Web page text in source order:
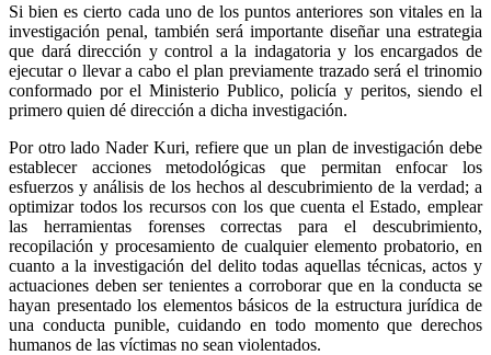
Si bien es cierto cada uno de los puntos anteriores son vitales en la
investigación penal, también será importante diseñar una estrategia
que dará dirección y control a la indagatoria y los encargados de
ejecutar o llevar a cabo el plan previamente trazado será el trinomio
conformado por el Ministerio Publico, policía y peritos, siendo el
primero quien dé dirección a dicha investigación.
Por otro lado Nader Kuri, refiere que un plan de investigación debe
establecer acciones metodológicas que permitan enfocar los
esfuerzos y análisis de los hechos al descubrimiento de la verdad; a
optimizar todos los recursos con los que cuenta el Estado, emplear
las herramientas forenses correctas para el descubrimiento,
recopilación y procesamiento de cualquier elemento probatorio, en
cuanto a la investigación del delito todas aquellas técnicas, actos y
actuaciones deben ser tenientes a corroborar que en la conducta se
hayan presentado los elementos básicos de la estructura jurídica de
una conducta punible, cuidando en todo momento que derechos
humanos de las víctimas no sean violentados.